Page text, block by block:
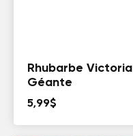
Rhubarbe Victoria
Géante
5,99$